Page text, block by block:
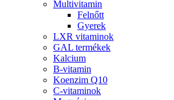
Multivitamin
Felnőtt
Gyerek
LXR vitaminok
GAL termékek
Kalcium
B-vitamin
Koenzim Q10
C-vitaminok